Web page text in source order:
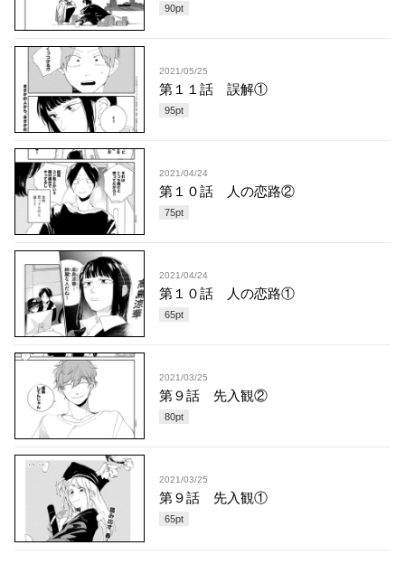
90pt
2021/05/25
第１１話 誤解①
95pt
2021/04/24
第１０話 人の恋路②
75pt
2021/04/24
第１０話 人の恋路①
65pt
2021/03/25
第９話 先入観②
80pt
2021/03/25
第９話 先入観①
65pt